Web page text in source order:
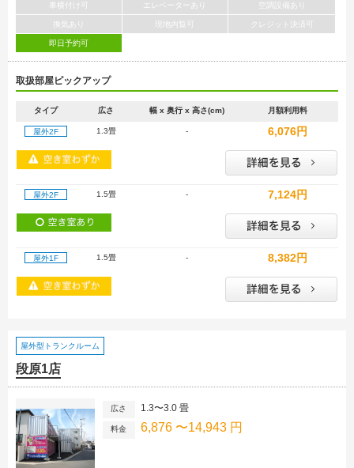
車横付け可 エレベーターあり 空調設備あり
換気あり 現地内覧可 クレジット決済可
即日予約可
取扱部屋ピックアップ
タイプ 広さ 幅 x 奥行 x 高さ(cm) 月額利用料
屋外2F 1.3畳 - 6,076円
屋外2F 1.5畳 - 7,124円
屋外1F 1.5畳 - 8,382円
屋外型トランクルーム
段原1店
広さ 1.3〜3.0 畳
料金 6,876 〜14,943 円